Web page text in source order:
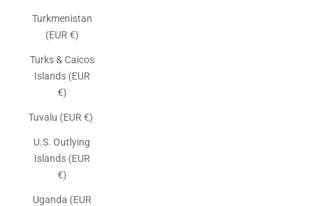
Turkmenistan
(EUR €)
Turks & Caicos
Islands (EUR
€)
Tuvalu (EUR €)
U.S. Outlying
Islands (EUR
€)
Uganda (EUR